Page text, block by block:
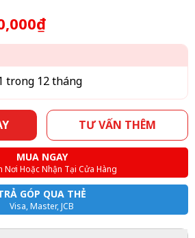
trong 12 tháng
TƯ VẤN THÊM
MUA NGAY
Nơi Hoặc Nhận Tại Cửa Hàng
GÓP QUA THẺ
Visa, Master, JCB